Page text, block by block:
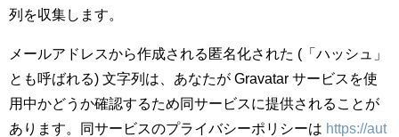
列を収集します。
メールアドレスから作成される匿名化された (「ハッシュ」
とも呼ばれる) 文字列は、あなたが Gravatar サービスを使
用中かどうか確認するため同サービスに提供されることが
あります。同サービスのプライバシーポリシーは https://aut